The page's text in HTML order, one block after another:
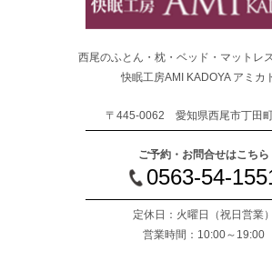
西尾のふとん・枕・ベッド・マットレ
快眠工房AMI KADOYA アミカ
〒445-0062 愛知県西尾市丁田
ご予約・お問合せはこちら
0563-54-
定休日：火曜日
（祝日営業）
営業時間：10:00～19:00